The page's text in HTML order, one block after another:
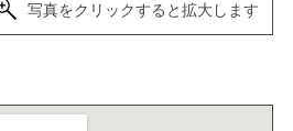
写真をクリックすると拡大します